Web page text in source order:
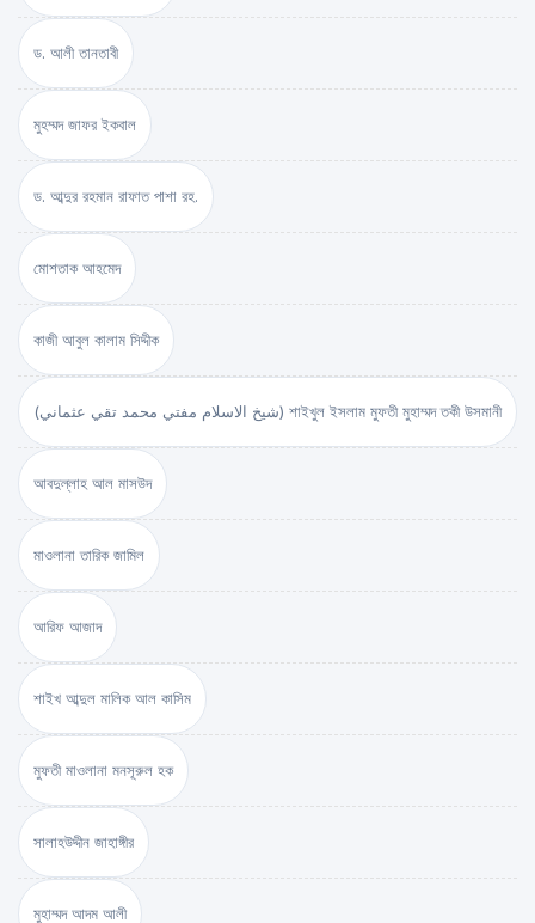
ড. আলী তানতাবী
মুহম্মদ জাফর ইকবাল
ড. আব্দুর রহমান রাফাত পাশা রহ.
মোশতাক আহমেদ
কাজী আবুল কালাম সিদ্দীক
(شيخ الاسلام مفتي محمد تقي عثماني) শাইখুল ইসলাম মুফতী মুহাম্মদ তকী উসমানী
আবদুল্লাহ আল মাসউদ
মাওলানা তারিক জামিল
আরিফ আজাদ
শাইখ আব্দুল মালিক আল কাসিম
মুফতী মাওলানা মনসূরুল হক
সালাহউদ্দীন জাহাঙ্গীর
মুহাম্মদ আদম আলী